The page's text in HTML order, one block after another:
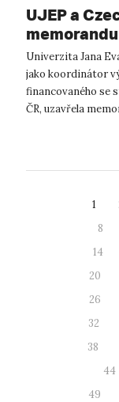
UJEP a
výzkum
Univerzita Jana
jako koordinátor
financovaného se
ČR, uzavřela
1
8
14
20
26
32
38
44
49